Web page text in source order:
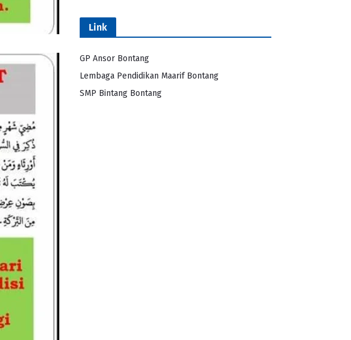
Link
GP Ansor Bontang
Lembaga Pendidikan Maarif Bontang
SMP Bintang Bontang